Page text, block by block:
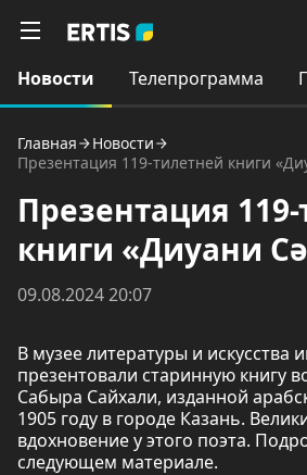
Новости Телепрограмма
Главная
Новости
Презентация 119-тилетней книги
Презентация
книги «Диуани
09.08.2024 20:07
В музее литературы и искусства
презентовали старинную книгу
Сабыра Сайхали, изданной
1905 году в городе Казань.
вдохновение у этого поэта.
следующем материале.